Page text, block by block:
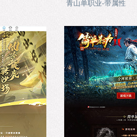
青山单职业-带属性